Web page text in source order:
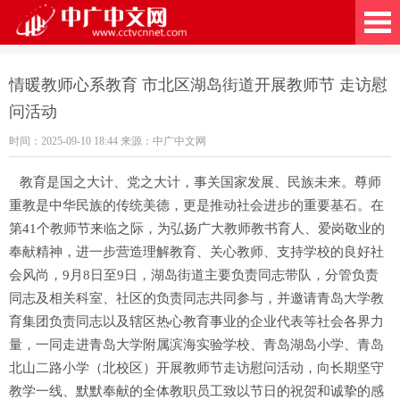
情暖教师心系教育 市北区湖岛街道开展教师节 走访慰
问活动
时间：2025-09-10 18:44 来源：中广中文网
教育是国之大计、党之大计，事关国家发展、民族未来。尊师
重教是中华民族的传统美德，更是推动社会进步的重要基石。在
第41个教师节来临之际，为弘扬广大教师教书育人、爱岗敬业的
奉献精神，进一步营造理解教育、关心教师、支持学校的良好社
会风尚，9月8日至9日，湖岛街道主要负责同志带队，分管负责
同志及相关科室、社区的负责同志共同参与，并邀请青岛大学教
育集团负责同志以及辖区热心教育事业的企业代表等社会各界力
量，一同走进青岛大学附属滨海实验学校、青岛湖岛小学、青岛
北山二路小学（北校区）开展教师节走访慰问活动，向长期坚守
教学一线、默默奉献的全体教职员工致以节日的祝贺和诚挚的感